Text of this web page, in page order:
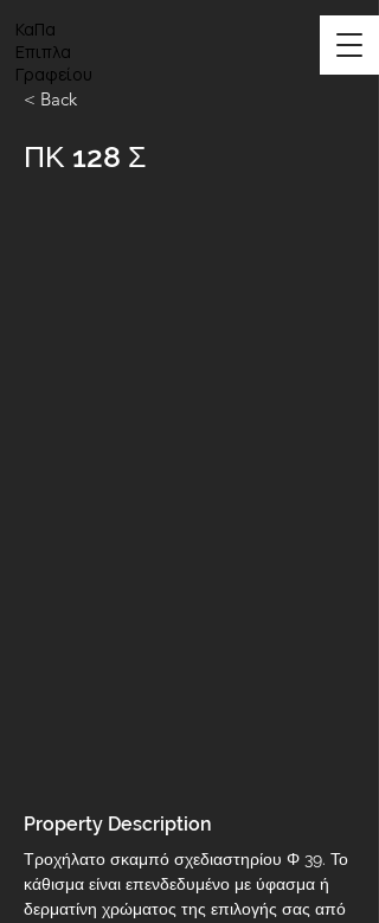
ΚαΠα
Επιπλα
Γραφείου
< Back
ΠΚ 128 Σ
Property Description
Τροχήλατο σκαμπό σχεδιαστηρίου Φ 39. Το
κάθισμα είναι επενδεδυμένο με ύφασμα ή
δερματίνη χρώματος της επιλογής σας από